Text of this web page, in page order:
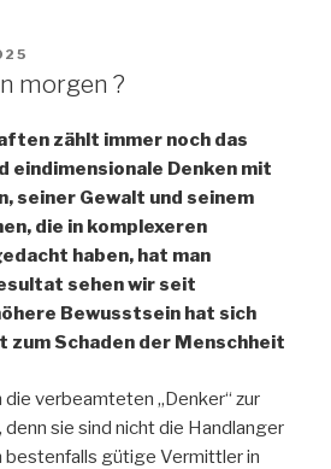
morgen ?
zählt immer noch das
eindimensionale Denken mit
seiner Gewalt und seinem
die in komplexeren
haben, hat man
sehen wir seit
Bewusstsein hat sich
Schaden der Menschheit
verbeamteten „Denker“ zur
sie sind nicht die Handlanger
bestenfalls gütige Vermittler in